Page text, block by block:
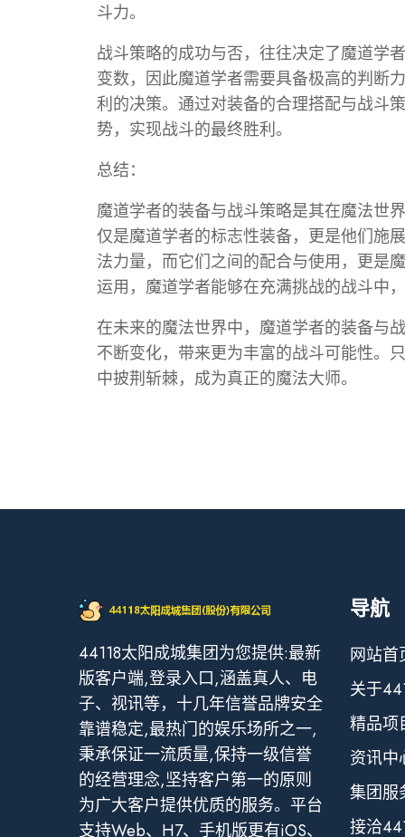
斗力。
战斗策略的成功与否，往往决定了魔道学
变数，因此魔道学者需要具备极高的判断
利的决策。通过对装备的合理搭配与战斗
势，实现战斗的最终胜利。
总结：
魔道学者的装备与战斗策略是其在魔法世
仅是魔道学者的标志性装备，更是他们施
法力量，而它们之间的配合与使用，更是
运用，魔道学者能够在充满挑战的战斗中
在未来的魔法世界中，魔道学者的装备与
不断变化，带来更为丰富的战斗可能性。
中披荆斩棘，成为真正的魔法大师。
44118太阳成城集团为您提供:最新
版客户端,登录入口,涵盖真人、电
子、视讯等，十几年信誉品牌安全
靠谱稳定,最热门的娱乐场所之一,
秉承保证一流质量,保持一级信誉
的经营理念,坚持客户第一的原则
为广大客户提供优质的服务。平台
支持Web、H7、手机版更有iOS、
导航
网站首
关于
精品项
资讯中
集团服
接洽